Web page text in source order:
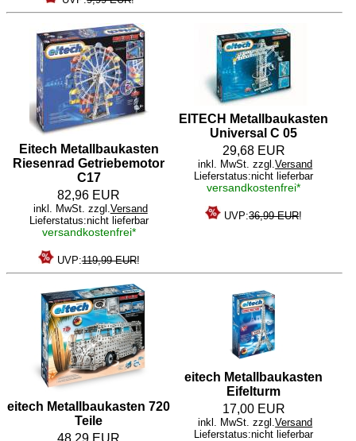
Eitech Metallbaukasten
Riesenrad Getriebemotor
C17
82,96 EUR
inkl. MwSt. zzgl.Versand
Lieferstatus:nicht lieferbar
versandkostenfrei*
UVP:119,99 EUR!
EITECH Metallbaukasten
Universal C 05
29,68 EUR
inkl. MwSt. zzgl.Versand
Lieferstatus:nicht lieferbar
versandkostenfrei*
UVP:36,99 EUR!
eitech Metallbaukasten 720
Teile
48,29 EUR
eitech Metallbaukasten
Eifelturm
17,00 EUR
inkl. MwSt. zzgl.Versand
Lieferstatus:nicht lieferbar